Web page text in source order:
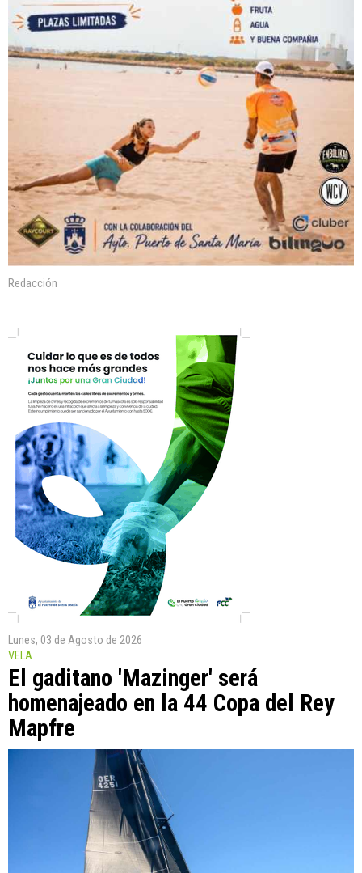
Redacción
Lunes, 03 de Agosto de 2026
VELA
El gaditano 'Mazinger' será
homenajeado en la 44 Copa del Rey
Mapfre